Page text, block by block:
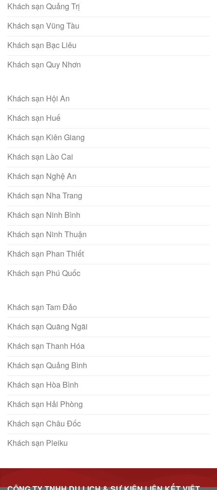
Khách sạn Quảng Trị
Khách sạn Vũng Tàu
Khách sạn Bạc Liêu
Khách sạn Quy Nhơn
Khách sạn Hội An
Khách sạn Huế
Khách sạn Kiên Giang
Khách sạn Lào Cai
Khách sạn Nghệ An
Khách sạn Nha Trang
Khách sạn Ninh Bình
Khách sạn Ninh Thuận
Khách sạn Phan Thiết
Khách sạn Phú Quốc
Khách sạn Tam Đảo
Khách sạn Quãng Ngãi
Khách sạn Thanh Hóa
Khách sạn Quảng Bình
Khách sạn Hòa Bình
Khách sạn Hải Phòng
Khách sạn Châu Đốc
Khách sạn Pleiku